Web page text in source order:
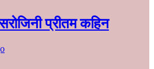
प्रीतम कहिन